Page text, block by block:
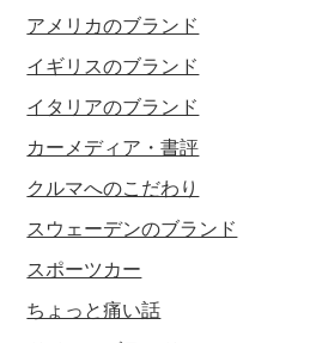
アメリカのブランド
イギリスのブランド
イタリアのブランド
カーメディア・書評
クルマへのこだわり
スウェーデンのブランド
スポーツカー
ちょっと痛い話